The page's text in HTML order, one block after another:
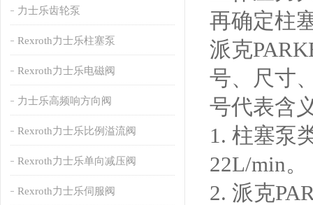
力士乐齿轮泵
Rexroth力士乐柱塞泵
Rexroth力士乐电磁阀
力士乐高频响方向阀
Rexroth力士乐比例溢流阀
Rexroth力士乐单向减压阀
Rexroth力士乐伺服阀
再确定柱
派克
号、尺寸
号代表含
1. 柱塞泵
22L/min。
2. 派克